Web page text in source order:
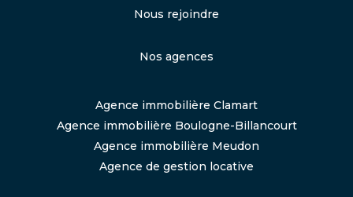
Nous rejoindre
Nos agences
Agence immobilière Clamart
Agence immobilière Boulogne-Billancourt
Agence immobilière Meudon
Agence de gestion locative